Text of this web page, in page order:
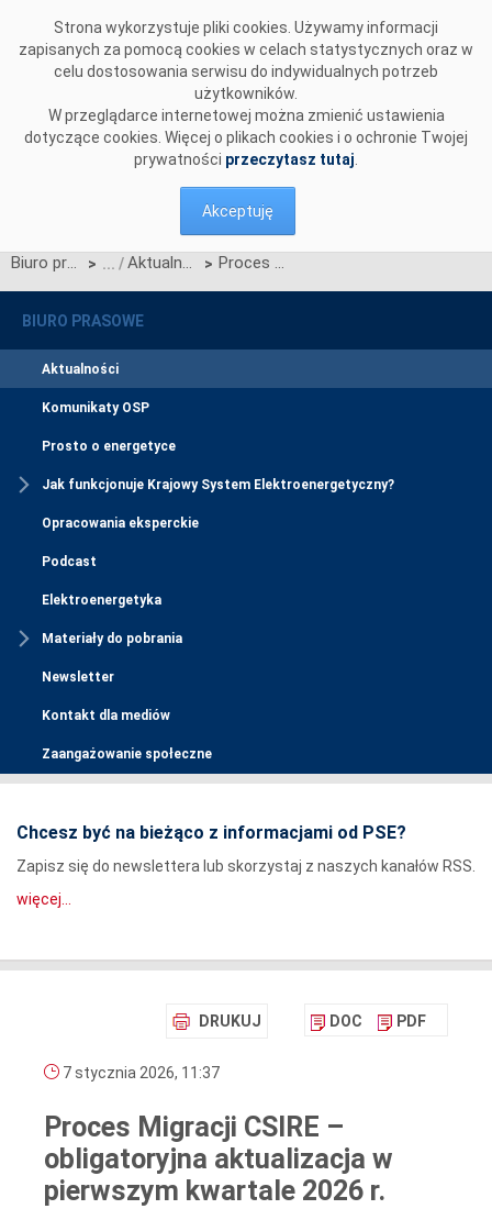
Strona wykorzystuje pliki cookies. Używamy informacji
zapisanych za pomocą cookies w celach statystycznych oraz w
celu dostosowania serwisu do indywidualnych potrzeb
użytkowników.
W przeglądarce internetowej można zmienić ustawienia
dotyczące cookies. Więcej o plikach cookies i o ochronie Twojej
prywatności przeczytasz tutaj
Akceptuję
Biuro prasowe > Aktualności > Proces Migracji CSIRE – obligatoryjna aktualizacja w pierwszym kwartale 2026 r.
BIURO PRASOWE
Aktualności
Komunikaty OSP
Prosto o energetyce
Jak funkcjonuje Krajowy System Elektroenergetyczny?
Opracowania eksperckie
Podcast
Elektroenergetyka
Materiały do pobrania
Newsletter
Kontakt dla mediów
Zaangażowanie społeczne
Chcesz być na bieżąco z informacjami od PSE?
Zapisz się do newslettera lub skorzystaj z naszych kanałów RSS.
więcej...
DRUKUJ DOC PDF
7 stycznia 2026, 11:37
Proces Migracji CSIRE –
obligatoryjna aktualizacja w
pierwszym kwartale 2026 r.